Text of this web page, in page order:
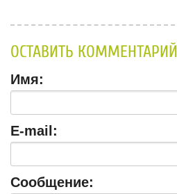
ОСТАВИТЬ КОММЕНТАРИЙ
Имя:
E-mail:
Сообщение: